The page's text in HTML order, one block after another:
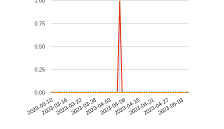
2023-03-102023-03-162023-03-222023-03-282023-04-032023-04-092023-04-152023-04-212023-04-272023-05-03
0.00
0.25
0.50
0.75